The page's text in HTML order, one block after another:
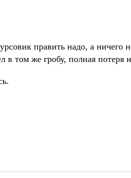
править надо, а ничего
в том же гробу, полная потеря